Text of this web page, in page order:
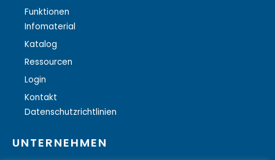
Funktionen
Infomaterial
Katalog
Ressourcen
Login
Kontakt
Datenschutzrichtlinien
UNTERNEHMEN